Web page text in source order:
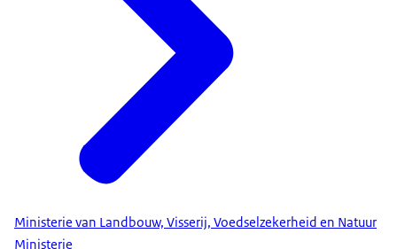
Ministerie van Landbouw, Visserij, Voedselzekerheid en Natuur
Ministerie